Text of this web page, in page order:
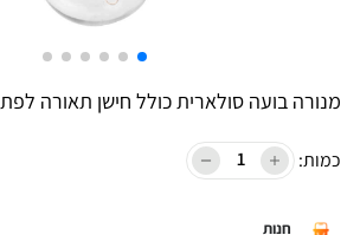
מנורה בועה סולארית כולל חישן תאורה
כמות:
חנות